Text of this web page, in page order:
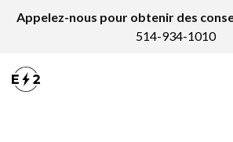
Appelez-nous pour obtenir des
514-934-1010